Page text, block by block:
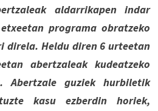
aldarrikapen indar
programa obratzeko
direla. Heldu diren 6 urteetan
abertzaleak kudeatzeko
Abertzale guziek hurbiletik
kasu ezberdin horiek,